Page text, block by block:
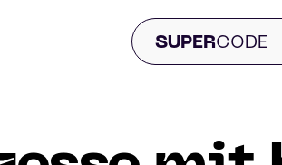
SUPERCODE